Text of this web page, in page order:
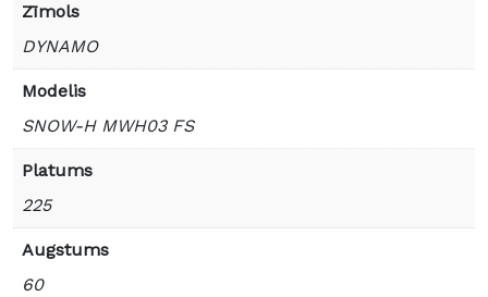
Zīmols
DYNAMO
Modelis
SNOW-H MWH03 FS
Platums
225
Augstums
60